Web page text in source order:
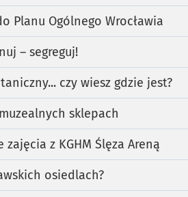
Planu Ogólnego Wrocławia
– segreguj!
czy wiesz gdzie jest?
sklepach
z KGHM Ślęza Areną
osiedlach?